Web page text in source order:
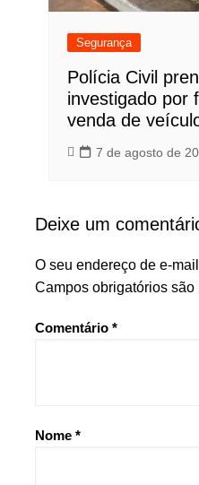
Segurança
Polícia Civil
investigado por
venda de
7 de agosto de
Deixe um
O seu endereço de e-
Campos obrigatórios são
Comentário *
Nome *